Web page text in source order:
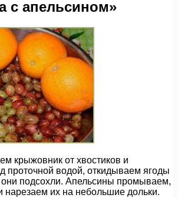
с апельсином»
крыжовник от хвостиков и
проточной водой, откидываем ягоды
они подсохли. Апельсины промываем,
нарезаем их на небольшие дольки.